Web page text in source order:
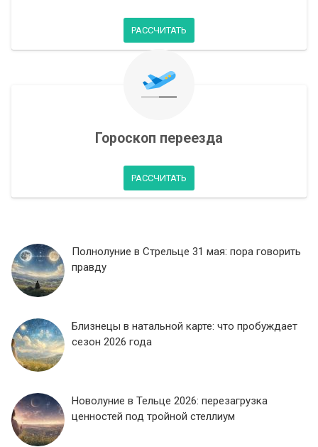
РАССЧИТАТЬ
Гороскоп переезда
РАССЧИТАТЬ
Полнолуние в Стрельце 31 мая: пора говорить
правду
Близнецы в натальной карте: что пробуждает
сезон 2026 года
Новолуние в Тельце 2026: перезагрузка
ценностей под тройной стеллиум